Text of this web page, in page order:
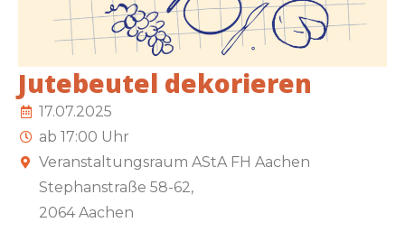
Jutebeutel dekorieren
17.07.2025
ab 17:00 Uhr
Veranstaltungsraum AStA FH Aachen
Stephanstraße 58-62,
2064 Aachen